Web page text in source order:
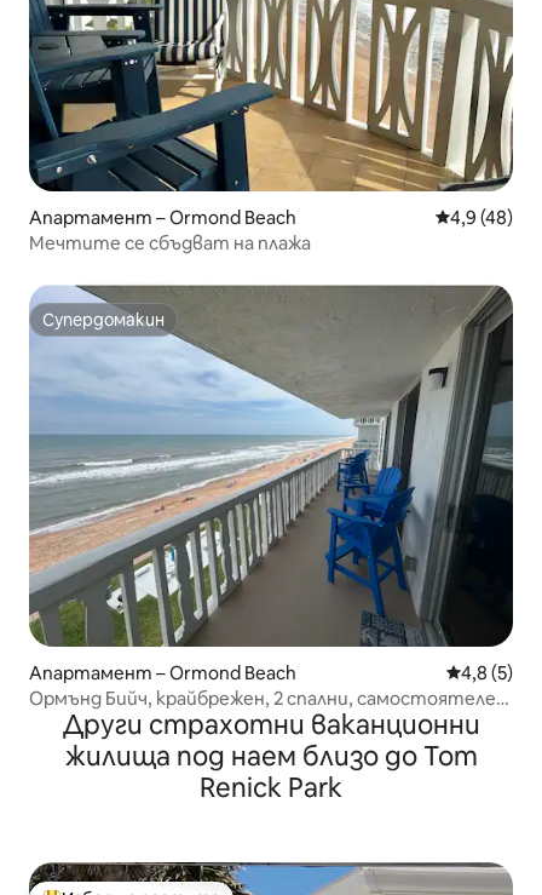
Апартамент – Ormond Beach Средна
4,9 (48)
Мечтите се сбъдват на плажа
Супердомакин
Супердомакин
Апартамент – Ormond Beach Средна
4,8 (5)
Ормънд Бийч, крайбрежен, 2 спални, самостоятелен
балкон
Други страхотни ваканционни
жилища под наем близо до Tom
Renick Park